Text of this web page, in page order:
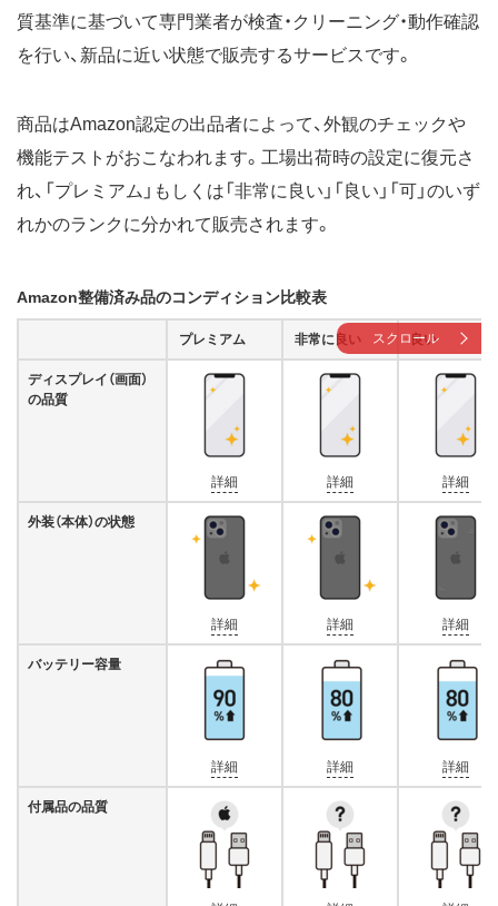
質基準に基づいて専門業者が検査・クリーニング・動作確認
を行い、新品に近い状態で販売するサービスです。
商品はAmazon認定の出品者によって、外観のチェックや
機能テストがおこなわれます。工場出荷時の設定に復元さ
れ、「プレミアム」もしくは「非常に良い」「良い」「可」のいず
れかのランクに分かれて販売されます。
Amazon整備済み品のコンディション比較表
プレミアム 非常に良い 良い
ディスプレイ（画面）
の品質
詳細 詳細 詳細
外装（本体）の状態
詳細 詳細 詳細
バッテリー容量
詳細 詳細 詳細
付属品の品質
スクロール